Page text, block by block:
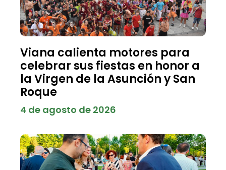
Viana calienta motores para
celebrar sus fiestas en honor a
la Virgen de la Asunción y San
Roque
4 de agosto de 2026